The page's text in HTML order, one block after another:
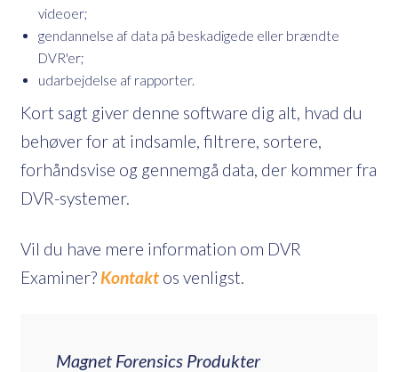
videoer;
gendannelse af data på beskadigede eller brændte
DVR'er;
udarbejdelse af rapporter.
Kort sagt giver denne software dig alt, hvad du
behøver for at indsamle, filtrere, sortere,
forhåndsvise og gennemgå data, der kommer fra
DVR-systemer.
Vil du have mere information om DVR
Examiner? Kontakt os venligst.
Magnet Forensics Produkter